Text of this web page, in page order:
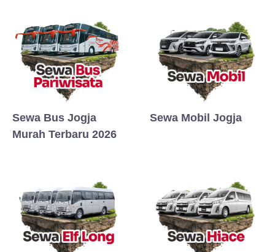
Sewa Bus Jogja
Murah Terbaru 2026
Sewa Mobil Jogja